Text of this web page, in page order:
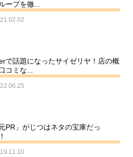
ープを徹...
で話題になったサイゼリヤ！店の概
コミな...
元PR」がじつはネタの宝庫だっ